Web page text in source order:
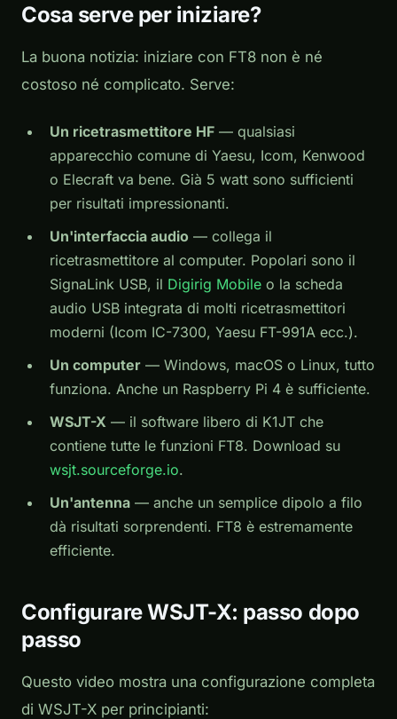
Cosa serve per iniziare?
La buona notizia: iniziare con FT8 non è né
costoso né complicato. Serve:
Un ricetrasmettitore HF — qualsiasi
apparecchio comune di Yaesu, Icom, Kenwood
o Elecraft va bene. Già 5 watt sono sufficienti
per risultati impressionanti.
Un'interfaccia audio — collega il
ricetrasmettitore al computer. Popolari sono il
SignaLink USB, il Digirig Mobile o la scheda
audio USB integrata di molti ricetrasmettitori
moderni (Icom IC-7300, Yaesu FT-991A ecc.).
Un computer — Windows, macOS o Linux, tutto
funziona. Anche un Raspberry Pi 4 è sufficiente.
WSJT-X — il software libero di K1JT che
contiene tutte le funzioni FT8. Download su
wsjt.sourceforge.io.
Un'antenna — anche un semplice dipolo a filo
dà risultati sorprendenti. FT8 è estremamente
efficiente.
Configurare WSJT-X: passo dopo
passo
Questo video mostra una configurazione completa
di WSJT-X per principianti: